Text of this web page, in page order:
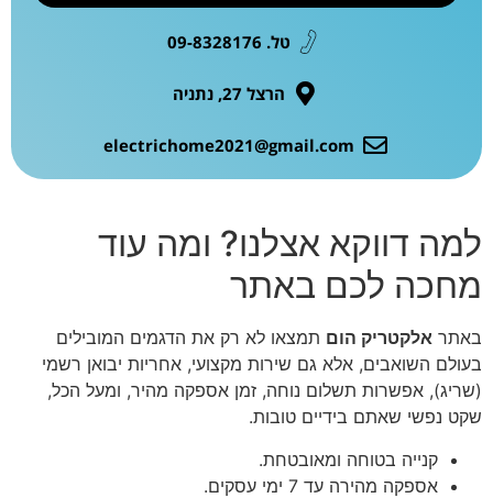
טל. 09-8328176
הרצל 27, נתניה
electrichome2021@gmail.com
למה דווקא אצלנו? ומה עוד
מחכה לכם באתר
באתר אלקטריק הום תמצאו לא רק את הדגמים המובילים
בעולם השואבים, אלא גם שירות מקצועי, אחריות יבואן רשמי
(שריג), אפשרות תשלום נוחה, זמן אספקה מהיר, ומעל הכל,
שקט נפשי שאתם בידיים טובות.
קנייה בטוחה ומאובטחת.
אספקה מהירה עד 7 ימי עסקים.